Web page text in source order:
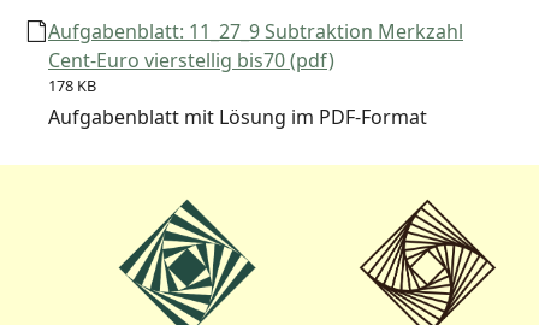
Aufgabenblatt: 11_27_9 Subtraktion Merkzahl
Cent-Euro vierstellig bis70 (pdf)
178 KB
Aufgabenblatt mit Lösung im PDF-Format